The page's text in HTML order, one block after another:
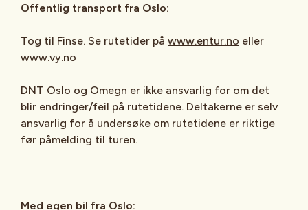
Offentlig transport fra Oslo:
Tog til Finse. Se rutetider på www.entur.no eller
www.vy.no
DNT Oslo og Omegn er ikke ansvarlig for om det
blir endringer/feil på rutetidene. Deltakerne er selv
ansvarlig for å undersøke om rutetidene er riktige
før påmelding til turen.
Med egen bil fra Oslo: